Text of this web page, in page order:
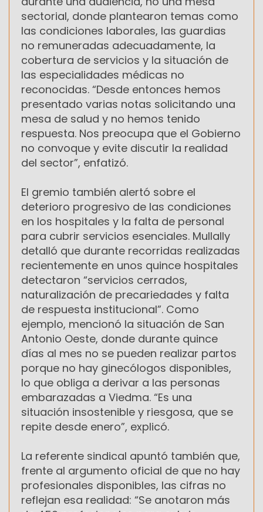
sectorial, donde plantearon temas como
las condiciones laborales, las guardias
no remuneradas adecuadamente, la
cobertura de servicios y la situación de
las especialidades médicas no
reconocidas. “Desde entonces hemos
presentado varias notas solicitando una
mesa de salud y no hemos tenido
respuesta. Nos preocupa que el Gobierno
no convoque y evite discutir la realidad
del sector”, enfatizó.
El gremio también alertó sobre el
deterioro progresivo de las condiciones
en los hospitales y la falta de personal
para cubrir servicios esenciales. Mullally
detalló que durante recorridas realizadas
recientemente en unos quince hospitales
detectaron “servicios cerrados,
naturalización de precariedades y falta
de respuesta institucional”. Como
ejemplo, mencionó la situación de San
Antonio Oeste, donde durante quince
días al mes no se pueden realizar partos
porque no hay ginecólogos disponibles,
lo que obliga a derivar a las personas
embarazadas a Viedma. “Es una
situación insostenible y riesgosa, que se
repite desde enero”, explicó.
La referente sindical apuntó también que,
frente al argumento oficial de que no hay
profesionales disponibles, las cifras no
reflejan esa realidad: “Se anotaron más